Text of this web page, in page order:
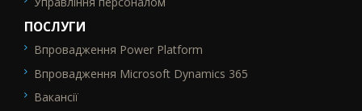
ПОСЛУГИ
SEO_FTR2
Впровадження Power Platform
Впровадження Microsoft Dynamics 365
Вакансії